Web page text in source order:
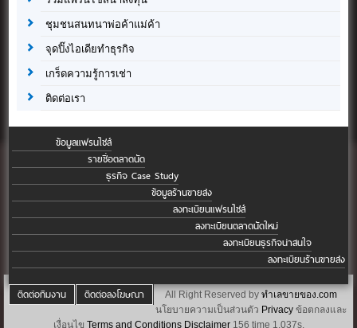
ชุมชนสนทนาพ่อค้าแม่ค้า
จุดปิ๊งไอเดียทำธุรกิจ
เกร็ดความรู้การเช่า
ติดต่อเรา
ข้อมูลแฟรนไชส์
รายชื่อตลาดนัด
ธุรกิจ Case Study
ข้อมูลร้านขายส่ง
ลงทะเบียนแฟรนไชส์
ลงทะเบียนตลาดนัดใหม่
ลงทะเบียนธุรกิจน่าสนใจ
ลงทะเบียนร้านขายส่ง
ติดต่อทีมงาน ติดต่อลงโฆษณา All Right Reserved by ทำเลขายของ.com
นโยบายความเป็นส่วนตัว Privacy ข้อตกลงและ
เงื่อนไข Terms and Conditions Disclaimer156 time 1.037s.